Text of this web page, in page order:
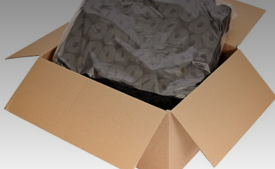
Kløtzel lærred Undertagsstrammer